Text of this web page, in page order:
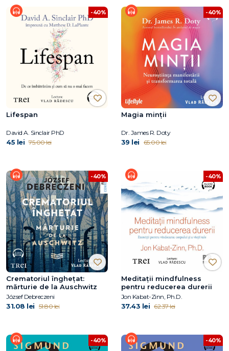
-40%
Lifespan
David A. Sinclair PhD
45 lei 75.00 lei
-40%
Magia minții
Dr. James R. Doty
39 lei 65.00 lei
-40%
Crematoriul înghețat:
mărturie de la Auschwitz
József Debreczeni
31.08 lei 51.80 lei
-40%
Meditații mindfulness
pentru reducerea durerii
Jon Kabat-Zinn, Ph.D.
37.43 lei 62.37 lei
-40% -40%